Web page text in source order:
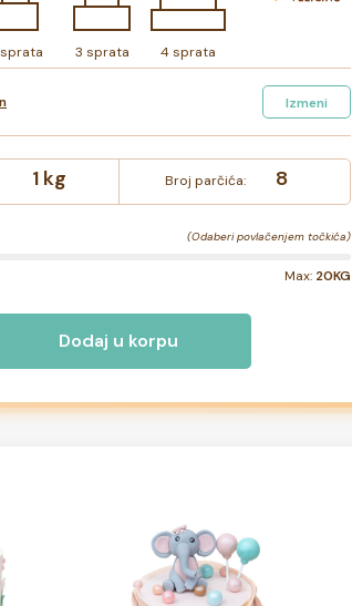
3 sprata 4 sprata
Izmeni
1 kg Broj parčića: 8
(Odaberi povlačenjem točkića)
Max: 20KG
Dodaj u korpu